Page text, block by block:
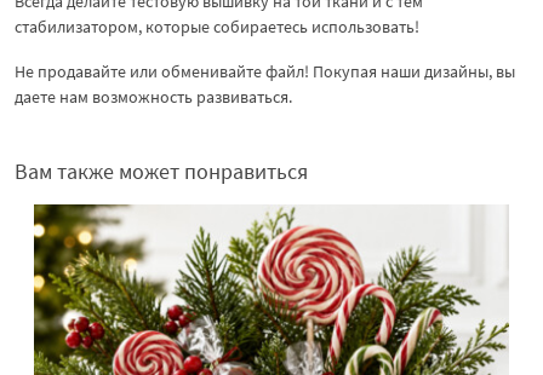
стабилизатором, которые собираетесь использовать!
Не продавайте или обменивайте файл! Покупая наши дизайны, вы
даете нам возможность развиваться.
Вам также может понравиться